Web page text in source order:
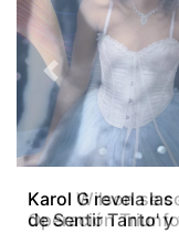
Karol Wilson se
Operación
Previous